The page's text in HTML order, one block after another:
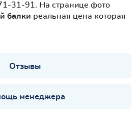
31-91. На странице фото
балки реальная цена которая
Отзывы
менеджера